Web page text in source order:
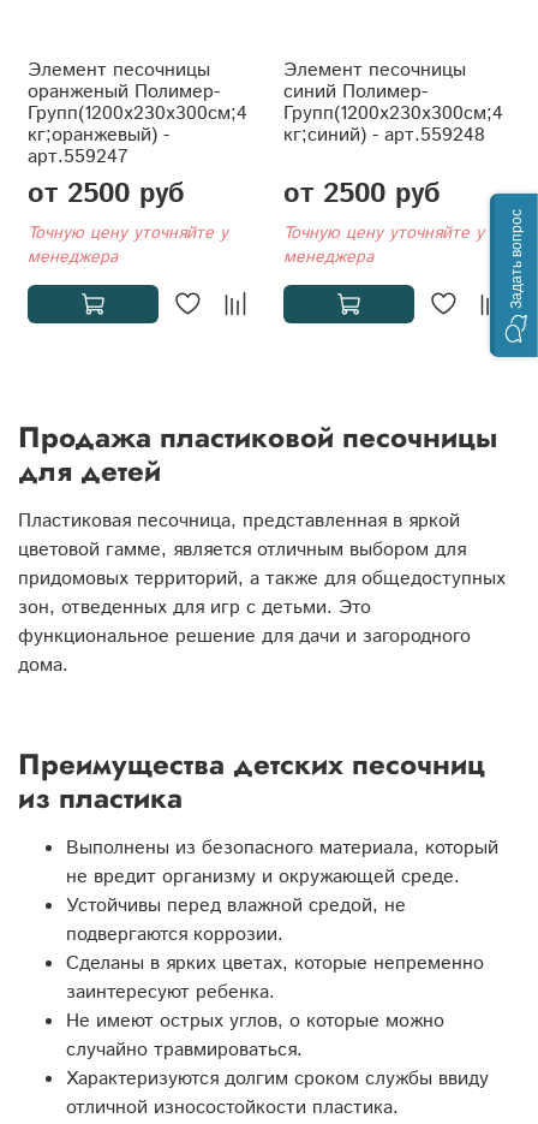
Элемент песочницы
оранженый Полимер-
Групп(1200x230x300см;4
кг;оранжевый) -
арт.559247
от 2500 руб
Точную цену уточняйте у
менеджера
Элемент песочницы
синий Полимер-
Групп(1200x230x300см;4
кг;синий) - арт.559248
от 2500 руб
Точную цену уточняйте у
менеджера
Продажа пластиковой песочницы
для детей
Пластиковая песочница, представленная в яркой
цветовой гамме, является отличным выбором для
придомовых территорий, а также для общедоступных
зон, отведенных для игр с детьми. Это
функциональное решение для дачи и загородного
дома.
Преимущества детских песочниц
из пластика
Выполнены из безопасного материала, который
не вредит организму и окружающей среде.
Устойчивы перед влажной средой, не
подвергаются коррозии.
Сделаны в ярких цветах, которые непременно
заинтересуют ребенка.
Не имеют острых углов, о которые можно
случайно травмироваться.
Характеризуются долгим сроком службы ввиду
отличной износостойкости пластика.
Задать вопрос